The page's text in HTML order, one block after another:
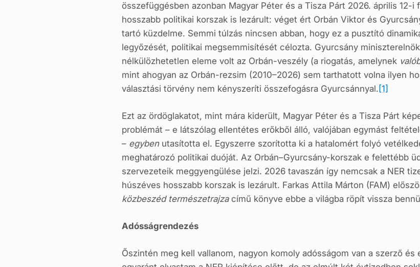
összefüggésben azonban Magyar Péter és a Tisza Párt 2026. április
hosszabb politikai korszak is lezárult: véget ért Orbán Viktor és
tartó küzdelme. Semmi túlzás nincsen abban, hogy ez a pusztító
legyőzését, politikai megsemmisítését célozta. Gyurcsány
nélkülözhetetlen eleme volt az Orbán-veszély (a riogatás, amelynek
mint ahogyan az Orbán-rezsim (2010–2026) sem tarthatott volna ilyen
választási törvény nem kényszeríti összefogásra Gyurcsánnyal. [1]
Ezt az ördöglakatot, mint mára kiderült, Magyar Péter és a Tisza Párt
problémát – e látszólag ellentétes erőkből álló, valójában egymást
– egybenutasította el. Egyszerre szorította ki a hatalomért folyó
meghatározó politikai duóját. Az Orbán–Gyurcsány-korszak e felettébb
szervezeteik meggyengülése jelzi. 2026 tavaszán így nemcsak a NER
húszéves hosszabb korszak is lezárult. Farkas Attila Márton (FAM)
közbeszéd természetrajza című könyve ebbe a világba röpít vissza
Adósságrendezés
Őszintén meg kell vallanom, nagyon komoly adósságom van a szerző